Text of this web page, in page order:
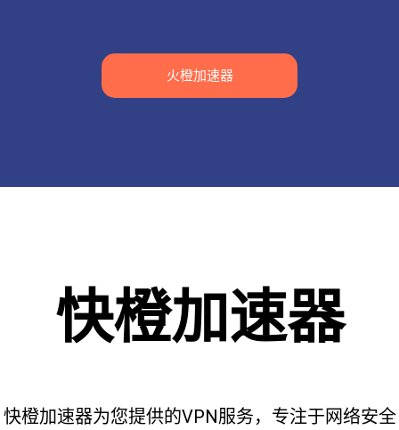
火橙加速器
快橙加速器
快橙加速器为您提供的VPN服务，专注于网络安全